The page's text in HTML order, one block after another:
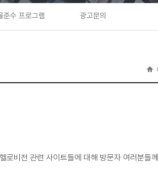
지속가능경영보고서
준수 프로그램 광고문의
로비전 관련 사이트들에 대해 방문자 여러분들께